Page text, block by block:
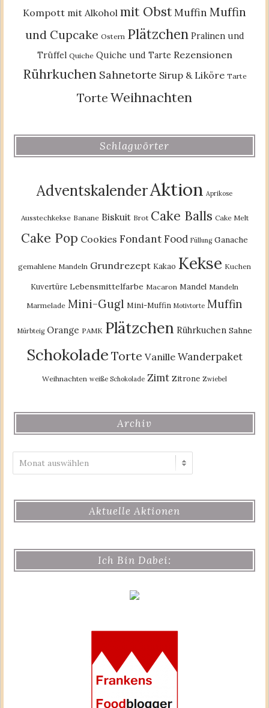
Kompott mit Alkohol mit ObstMuffin Muffin
und Cupcake Ostern Plätzchen Pralinen und
Trüffel Quiche Quiche und Tarte Rezensionen
Rührkuchen Sahnetorte Sirup & Liköre Tarte
Torte Weihnachten
Schlagwörter
AdventskalenderAktion Aprikose
Ausstechkekse Banane Biskuit Brot Cake Balls Cake Melt
Cake Pop Cookies Fondant Food Füllung Ganache
gemahlene Mandeln Grundrezept Kakao Kekse Kuchen
Kuvertüre Lebensmittelfarbe Macaron Mandel Mandeln
Marmelade Mini-Gugl Mini-Muffin Motivtorte Muffin
Mürbteig Orange PAMK Plätzchen Rührkuchen Sahne
Schokolade Torte Vanille Wanderpaket
Weihnachten weiße Schokolade Zimt Zitrone Zwiebel
Archiv
Aktuelle Aktionen
Ich Bin Dabei: